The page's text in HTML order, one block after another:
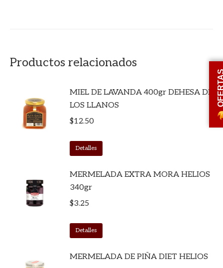
Productos relacionados
MIEL DE LAVANDA 400gr DEHESA DE
LOS LLANOS
$12.50
Detalles
MERMELADA EXTRA MORA HELIOS
340gr
$3.25
Detalles
MERMELADA DE PIÑA DIET HELIOS